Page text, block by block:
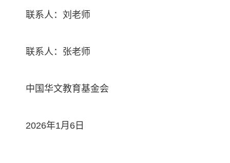
联系人：刘老师
联系人：张老师
中国华文教育基金会
2026年1月6日